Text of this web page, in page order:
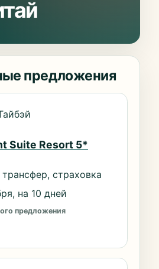
предложения
Suite Resort 5*
страховка
на 10 дней
предложения